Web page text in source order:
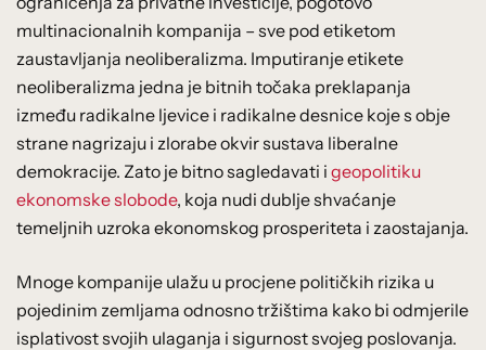
multinacionalnih kompanija – sve pod etiketom
zaustavljanja neoliberalizma. Imputiranje etikete
neoliberalizma jedna je bitnih točaka preklapanja
između radikalne ljevice i radikalne desnice koje s obje
strane nagrizaju i zlorabe okvir sustava liberalne
demokracije. Zato je bitno sagledavati i geopolitiku
ekonomske slobode, koja nudi dublje shvaćanje
temeljnih uzroka ekonomskog prosperiteta i zaostajanja.
Mnoge kompanije ulažu u procjene političkih rizika u
pojedinim zemljama odnosno tržištima kako bi odmjerile
isplativost svojih ulaganja i sigurnost svojeg poslovanja.